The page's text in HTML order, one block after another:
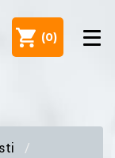
(0)